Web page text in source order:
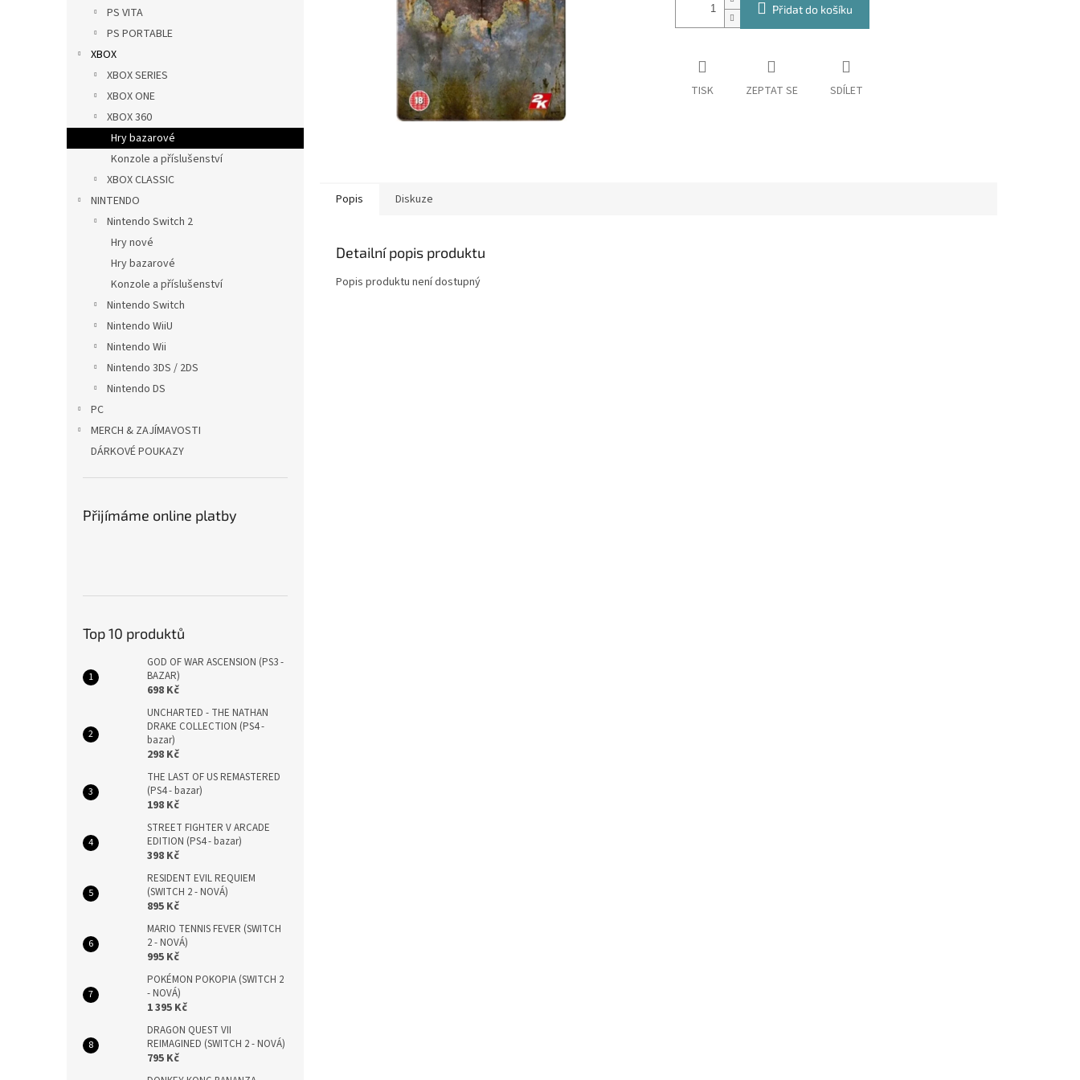
PS VITA
PS PORTABLE
XBOX
XBOX SERIES
XBOX ONE
XBOX 360
Hry bazarové
Konzole a příslušenství
XBOX CLASSIC
NINTENDO
Nintendo Switch 2
Hry nové
Hry bazarové
Konzole a příslušenství
Nintendo Switch
Nintendo WiiU
Nintendo Wii
Nintendo 3DS / 2DS
Nintendo DS
PC
MERCH & ZAJÍMAVOSTI
DÁRKOVÉ POUKAZY
Přijímáme online platby
Top 10 produktů
GOD OF WAR ASCENSION (PS3 -
BAZAR)
698 Kč
UNCHARTED - THE NATHAN
DRAKE COLLECTION (PS4 -
bazar)
298 Kč
THE LAST OF US REMASTERED
(PS4 - bazar)
198 Kč
STREET FIGHTER V ARCADE
EDITION (PS4 - bazar)
398 Kč
RESIDENT EVIL REQUIEM
(SWITCH 2 - NOVÁ)
895 Kč
MARIO TENNIS FEVER (SWITCH
2 - NOVÁ)
995 Kč
POKÉMON POKOPIA (SWITCH 2
- NOVÁ)
1 395 Kč
DRAGON QUEST VII
REIMAGINED (SWITCH 2 - NOVÁ)
795 Kč
Přidat do košíku
TISK ZEPTAT SE SDÍLET
Popis Diskuze
Detailní popis produktu
Popis produktu není dostupný